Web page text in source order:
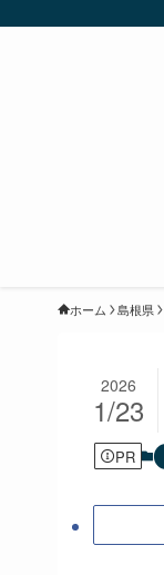
ホーム 島根県
2026
1/23
PR